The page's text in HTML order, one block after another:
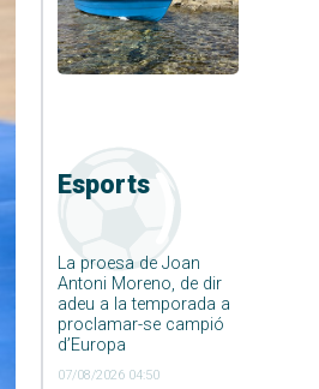
Esports
La proesa de Joan
Antoni Moreno, de dir
adeu a la temporada a
proclamar-se campió
d’Europa
07/08/2026 04:50